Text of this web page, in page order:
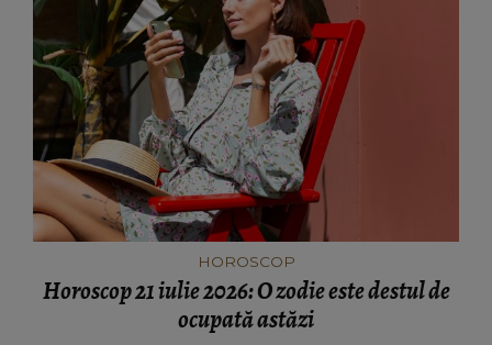
HOROSCOP
Horoscop 21 iulie 2026: O zodie este destul de
ocupată astăzi